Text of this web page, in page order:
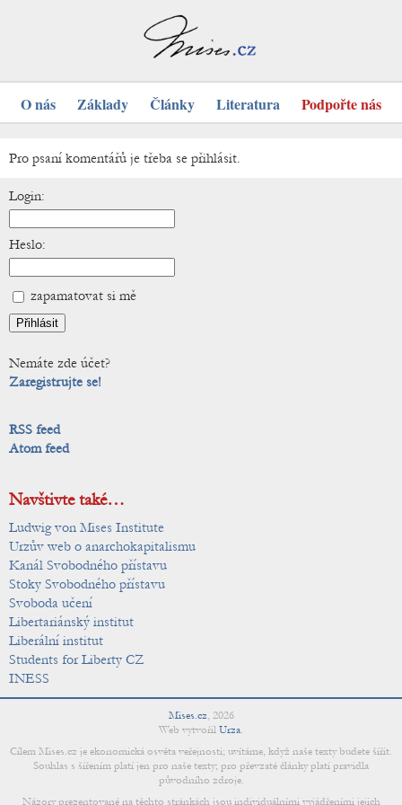
O nás Základy Články Literatura Podpořte nás
Pro psaní komentářů je třeba se přihlásit.
Login:
Heslo:
zapamatovat si mě
Nemáte zde účet?
Zaregistrujte se!
RSS feed
Atom feed
Navštivte také…
Ludwig von Mises Institute
Urzův web o anarchokapitalismu
Kanál Svobodného přístavu
Stoky Svobodného přístavu
Svoboda učení
Libertariánský institut
Liberální institut
Students for Liberty CZ
INESS
Mises.cz, 2026
Web vytvořil Urza.
Cílem Mises.cz je ekonomická osvěta veřejnosti; uvítáme, když naše texty budete šířit.
Souhlas s šířením platí jen pro naše texty; pro převzaté články platí pravidla
původního zdroje.
Názory prezentované na těchto stránkách jsou individuálními vyjádřeními jejich